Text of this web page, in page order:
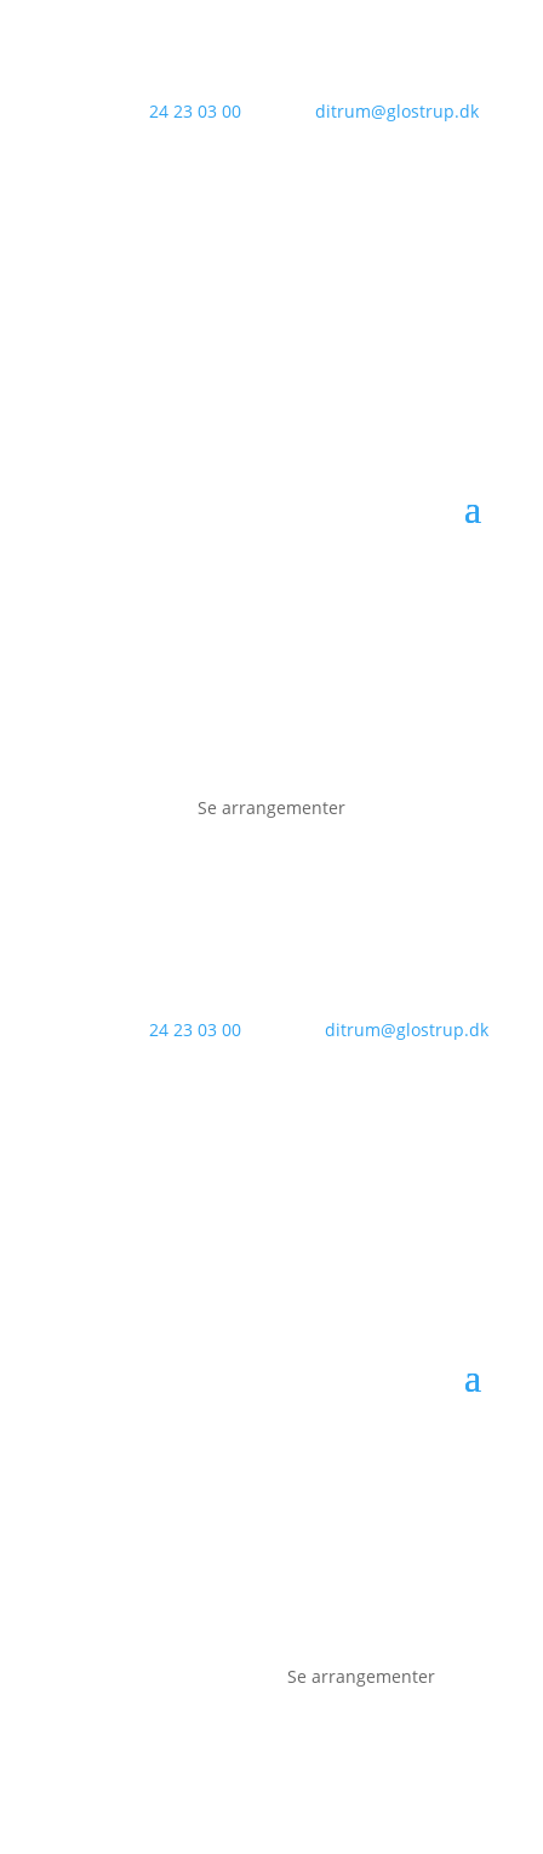
24 23 03 00Email: ditrum@glostrup.dk
Se arrangementer
24 23 03 00Email: ditrum@glostrup.dk
Se arrangementer